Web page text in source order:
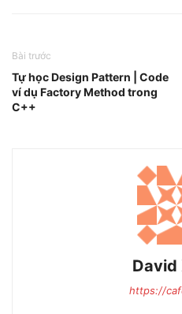
Bài trước
Tự học Design Pattern | Code
ví dụ Factory Method trong
C++
David
https://